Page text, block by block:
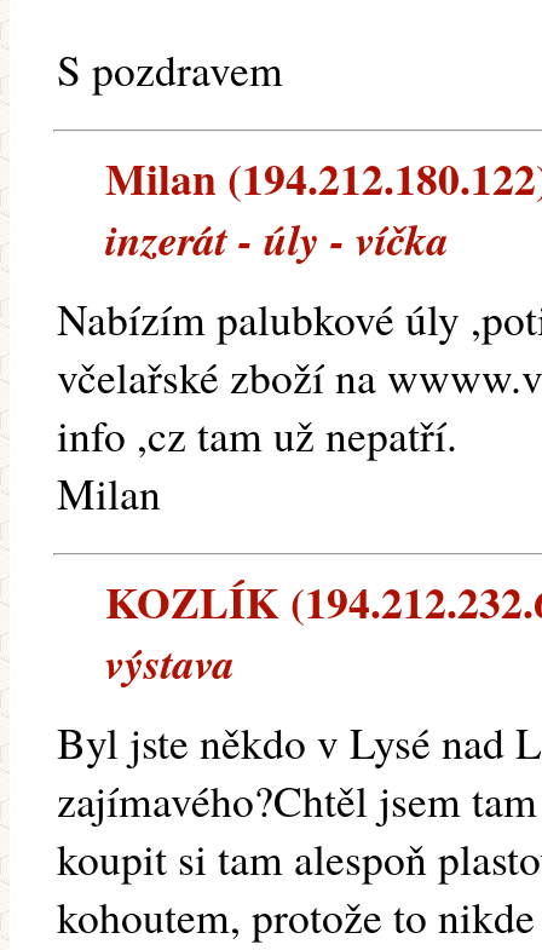
S pozdravem
Milan
inzerát - úly - víčka
Nabízím palubkové úly
včelařské zboží na
info ,cz tam už nepatří.
Milan
KOZLÍK
výstava
Byl jste někdo v Lysé nad
zajímavého?Chtěl jsem
koupit si tam alespoň
kohoutem, protože to